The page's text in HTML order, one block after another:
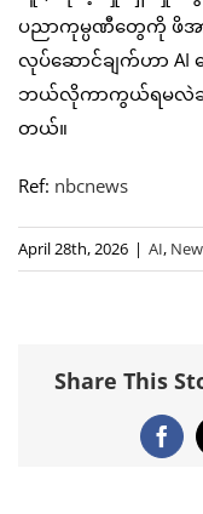
ပညာကုမ္ပဏီတွေကို ဖိအာ
လုပ်ဆောင်ချက်ဟာ
ဘယ်လိုကာကွယ်ရမလဲဆို
တယ်။
Ref: nbcnews
April 28th, 2026 | AI,
Share This